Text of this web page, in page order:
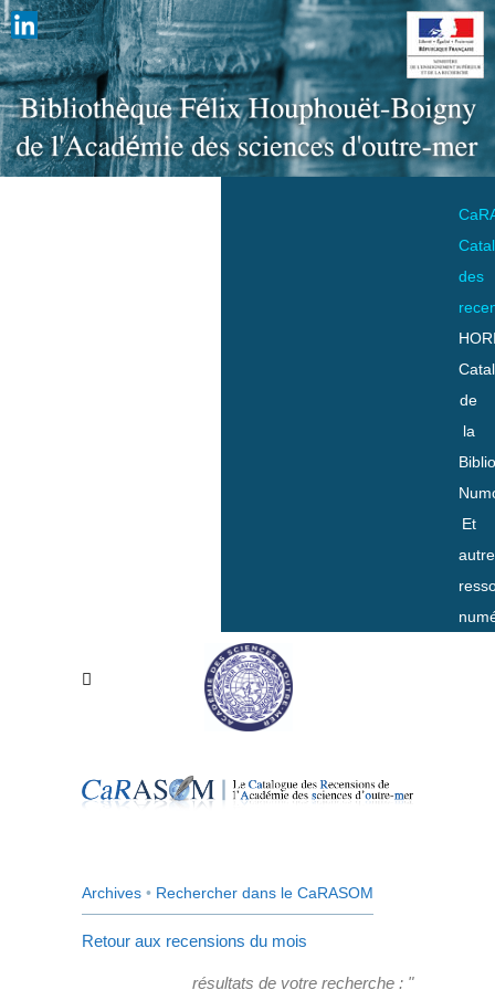
des
de
la
Et
Archives • Rechercher dans le CaRASOM
Retour aux recensions du mois
résultats de votre recherche : "